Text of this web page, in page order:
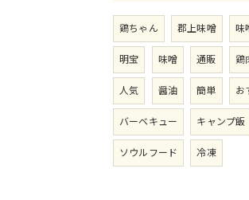
鶏ちゃん 郡上味噌 味
明宝
味噌 通販 鶏
人気
醤油 簡単 お
バーベキュー
キャンプ飯
ソウルフード
冷凍